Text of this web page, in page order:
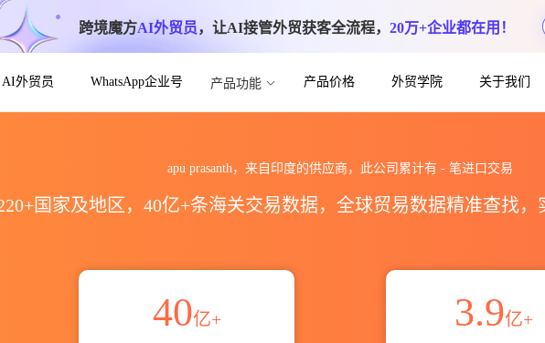
跨境魔方AI外贸员，让AI接管外贸获客全流程， 20万+企业都在用！
AI外贸员 WhatsApp企业号 产品功能 产品价格 外贸学院 关于我们
apu prasanth，来自印度的供应商，此公司累计有 - 笔进口交易
国家及地区，40亿+条海关交易数据，全球贸易数据精准查找
40亿+
3.9亿+